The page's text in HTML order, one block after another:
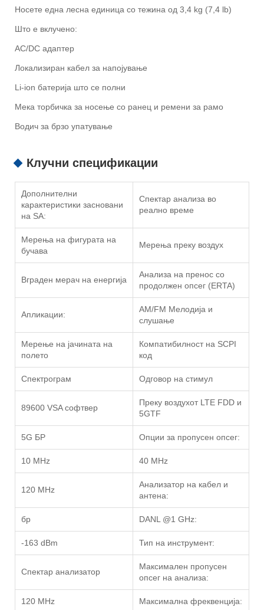
Носете една лесна единица со тежина од 3,4 kg (7,4 lb)
Што е вклучено:
AC/DC адаптер
Локализиран кабел за напојување
Li-ion батерија што се полни
Мека торбичка за носење со ранец и ремени за рамо
Водич за брзо упатување
Клучни спецификации
Дополнителни
карактеристики засновани
на SA:
Спектар анализа во
реално време
Мерења на фигурата на
бучава
Мерења преку воздух
Вграден мерач на енергија
Анализа на пренос со
продолжен опсег (ERTA)
Апликации:
AM/FM Мелодија и
слушање
Мерење на јачината на
полето
Компатибилност на SCPI
код
Спектрограм Одговор на стимул
89600 VSA софтвер
Преку воздухот LTE FDD и
5GTF
5G БР Опции за пропусен опсег:
10 MHz 40 MHz
120 MHz
Анализатор на кабел и
антена:
бр DANL @1 GHz:
-163 dBm Тип на инструмент:
Спектар анализатор
Максимален пропусен
опсег на анализа:
120 MHz Максимална фреквенција: